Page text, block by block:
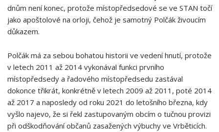
dnům není konec, protože místopředsedové se ve STAN točí
jako apoštolové na orloji, čehož je samotný Polčák živoucím
důkazem.
Polčák má za sebou bohatou historii ve vedení hnutí, protože
v letech 2011 až 2014 vykonával funkci prvního
místopředsedy a řadového místopředsedu zastával
dokonce třikrát, konkrétně v letech 2009 až 2011, poté 2014
až 2017 a naposledy od roku 2021 do letošního března, kdy
vyšlo najevo, že si řekl zastupovaným obcím o tučnou provizi
při odškodňování občanů zasažených výbuchy ve Vrběticích.